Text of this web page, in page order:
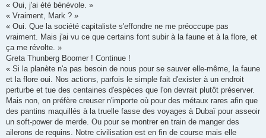
« Oui, j'ai été bénévole. »
« Vraiment, Mark ? »
« Oui. Que la société capitaliste s'effondre ne me préoccupe pas
vraiment. Mais j'ai vu ce que certains font subir à la faune et à la flore, et
ça me révolte. »
Greta Thunberg Boomer ! Continue !
« Si la planète n'a pas besoin de nous pour se sauver elle-même, la faune
et la flore oui. Nos actions, parfois le simple fait d'exister à un endroit
perturbe et tue des centaines d'espèces que l'on devrait plutôt préserver.
Mais non, on préfère creuser n'importe où pour des métaux rares afin que
des pantins maquillés à la truelle fasse des voyages à Dubaï pour asseoir
un soft-power de merde. Ou pour se montrer en train de manger des
ailerons de requins. Notre civilisation est en fin de course mais elle